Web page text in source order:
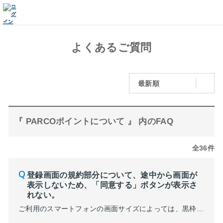
よくあるご質問
最新順
『 PARCOポイントについて 』 内のFAQ
全36件
登録画面の規約部分について、途中から画面が
表示しないため、「同意する」ボタンが表示さ
れない。